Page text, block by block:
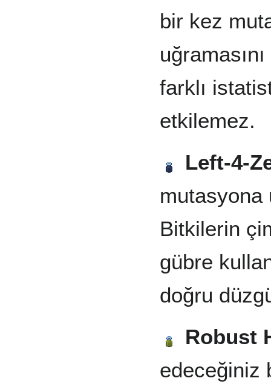
bir kez
farklı
etkilemez.
Left-4-
mutasyona
Bitkilerin
gübre
doğru
Robust
edeceğiniz